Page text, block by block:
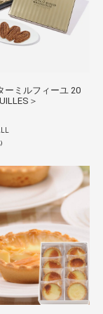
ーミルフィーユ 20
＞